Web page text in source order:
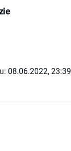
08.06.2022, 23:39